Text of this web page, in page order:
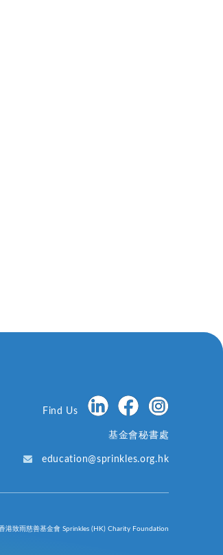
Find Us
基金會秘書處
education@sprinkles.org.hk
港致雨慈善基金會 Sprinkles (HK) Charity Foundation